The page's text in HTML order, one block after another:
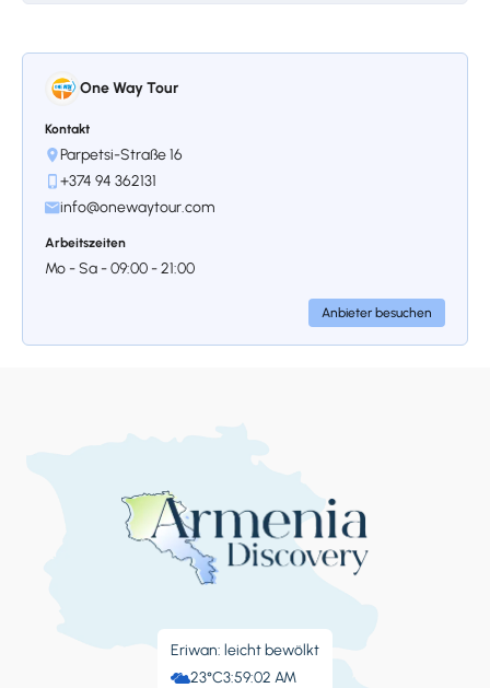
Architektur der Heiligen Hripsime als eines
der besten armenischen Beispiele. Hier
wurden erstmals armenische Nischen
verwendet, die Erdbebensicherheit
gewährleisten. Der Bau der riesigen Kirche
wurde 618 abgeschlossen und hinterließ ein
noch heute verwendet werden.
Stoppen 4.
Swartnoz
Obwohl Swartnoz zerstört wurde, bleibt es
hinsichtlich seiner spirituellen, kulturellen und
Diese nach den Engeln benannte gewaltige
Kirche wurde 9 Jahre lang gebaut und 652
geweiht. Der wunderbare Tempel mit einer
One Way Tour
Kontakt
Parpetsi-Straße 16
+374 94 362131
info@onewaytour.com
Arbeitszeiten
Mo - Sa - 09:00 - 21:00
Anbieter besuchen
Eriwan: leicht bewölkt
23°C3:59:02 AM